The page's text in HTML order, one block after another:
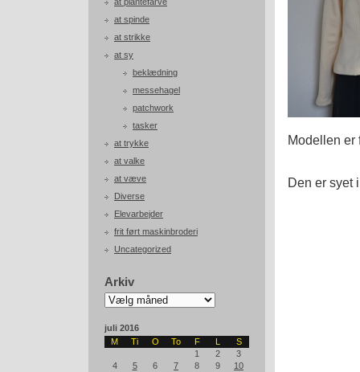
at spinde
at strikke
at sy
beklædning
messehagel
patchwork
tasker
at trykke
at valke
at væve
Diverse
Elevarbejder
frit ført maskinbroderi
Uncategorized
Arkiv
Arkiv
juli 2016
M
Ti O To F L
S
1
2
3
4
5 6 7 8 9
10
Modellen er
Den er syet